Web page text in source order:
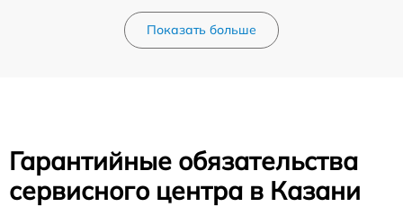
Показать больше
Гарантийные обязательства
сервисного центра в Казани